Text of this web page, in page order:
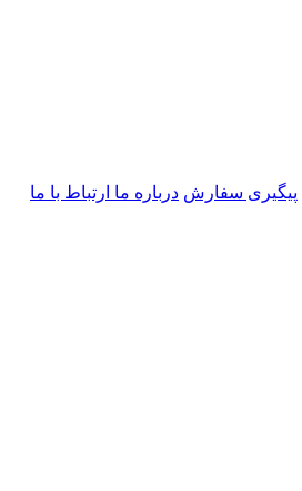
پیگیری سفارش درباره ما ارتباط با ما